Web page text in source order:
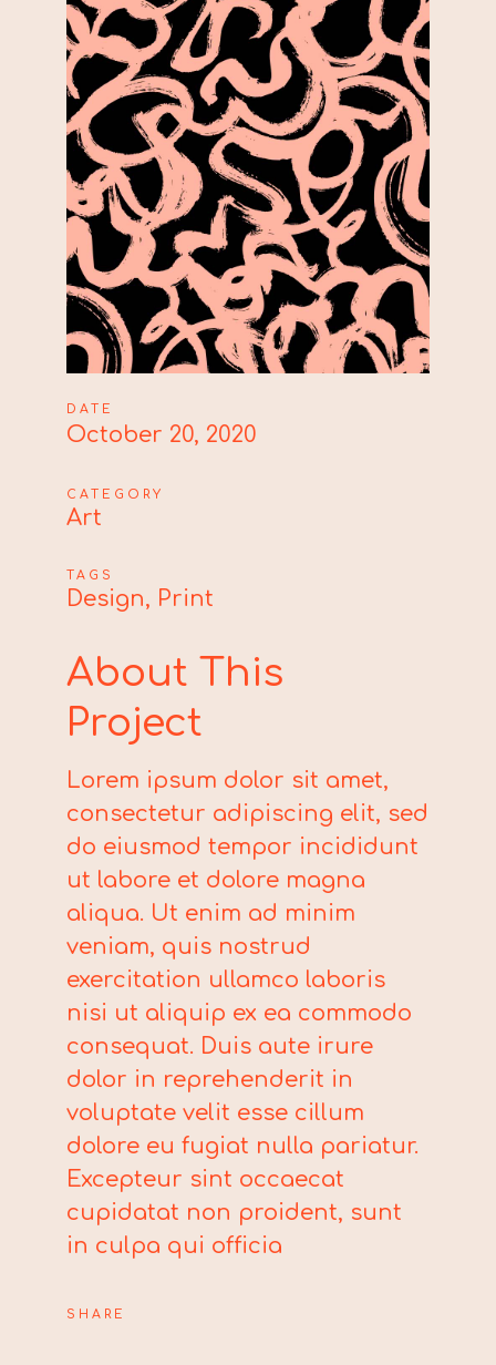
DATE
October 20, 2020
CATEGORY
Art
TAGS
Design, Print
About This
Project
Lorem ipsum dolor sit amet,
consectetur adipiscing elit, sed
do eiusmod tempor incididunt
ut labore et dolore magna
aliqua. Ut enim ad minim
veniam, quis nostrud
exercitation ullamco laboris
nisi ut aliquip ex ea commodo
consequat. Duis aute irure
dolor in reprehenderit in
voluptate velit esse cillum
dolore eu fugiat nulla pariatur.
Excepteur sint occaecat
cupidatat non proident, sunt
in culpa qui officia
SHARE